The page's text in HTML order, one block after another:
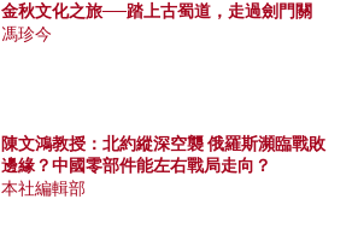
金秋文化之旅──踏上古蜀道，走過劍門關
馮珍今
陳文鴻教授：北約縱深空襲 俄羅斯瀕臨戰敗
邊緣？中國零部件能左右戰局走向？
本社編輯部